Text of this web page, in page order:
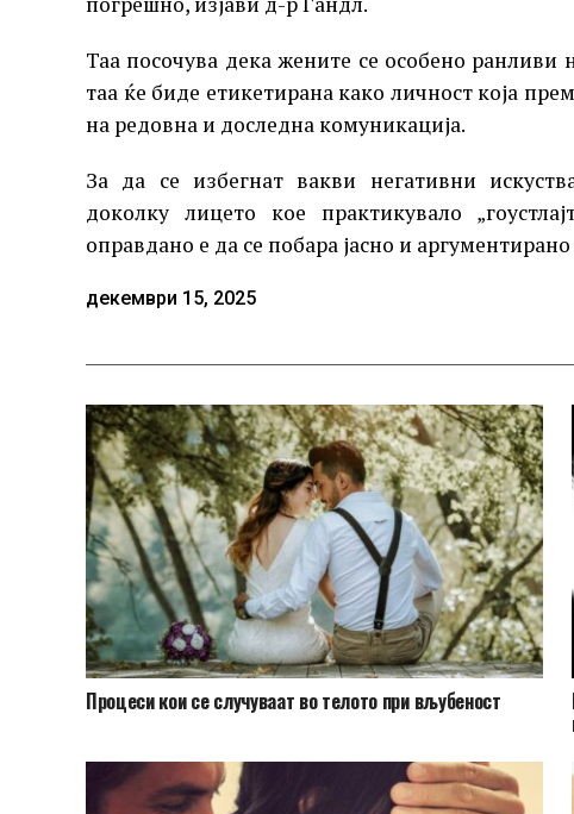
Таа посочува дека жените се особено
таа ќе биде етикетирана како личност која
на редовна и доследна комуникација.
За да се избегнат вакви негативни
доколку лицето кое практикувало
оправдано е да се побара јасно и
декември 15, 2025
Процеси кои се случуваат во телото при вљубеност